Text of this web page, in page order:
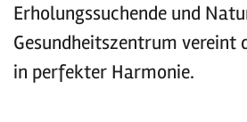
Erholungssuchende und
Gesundheitszentrum
in perfekter Harmonie.